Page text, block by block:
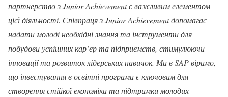
партнерство з Junior Achievement є важливим елементом
цієї діяльності. Співпраця з Junior Achievement допомагає
надати молоді необхідні знання та інструменти для
побудови успішних кар’єр та підприємств, стимулюючи
інновації та розвиток лідерських навичок. Ми в SAP віримо,
що інвестування в освітні програми є ключовим для
створення стійкої економіки та підтримки молодих